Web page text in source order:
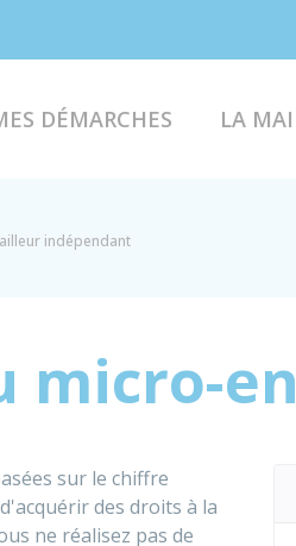
DÉMARCHES LA
indépendant
micro-
sur le chiffre
des droits à la
ne réalisez pas de